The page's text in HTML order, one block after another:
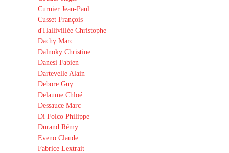
Curnier Jean-Paul
Cusset François
d'Hallivillée Christophe
Dachy Marc
Dalnoky Christine
Danesi Fabien
Dartevelle Alain
Debore Guy
Delaume Chloé
Dessauce Marc
Di Folco Philippe
Durand Rémy
Eveno Claude
Fabrice Lextrait